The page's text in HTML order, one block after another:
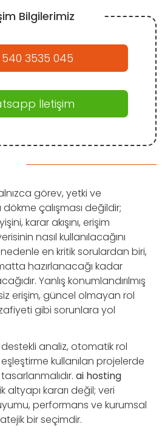
Bilgilerimiz
3535 045
İletişim
görev, yetki ve
dökme çalışması değildir;
karar akışını, erişim
nasıl kullanılacağını
en kritik sorulardan biri,
hazırlanacağı kadar
Yanlış konumlandırılmış
erişim, güncel olmayan rol
gibi sorunlara yol
analiz, otomatik rol
kullanılan projelerde
ai hosting
altyapı kararı değil; veri
performans ve kurumsal
bir seçimdir.